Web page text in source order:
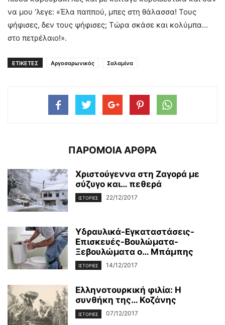
να μου ‘λεγε: «Έλα παππού, μπες στη θάλασσα! Τους
ψήφισες, δεν τους ψήφισες; Τώρα σκάσε και κολύμπα…
στο πετρέλαιο!».
ΕΤΙΚΕΤΕΣ Αργοσαρωνικός Σαλαμίνα
ΠΑΡΟΜΟΙΑ ΑΡΘΡΑ
Χριστούγεννα στη Ζαγορά με
σύζυγο και… πεθερά
ΙΣΤΟΡΊΕΣ 22/12/2017
Υδραυλικά-Εγκαταστάσεις-
Επισκευές-Βουλώματα-
Ξεβουλώματα ο… Μπάμπης
ΙΣΤΟΡΊΕΣ 14/12/2017
Ελληνοτουρκική φιλία: Η
συνθήκη της… Κοζάνης
ΙΣΤΟΡΊΕΣ 07/12/2017